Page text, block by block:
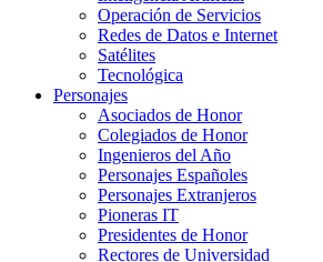
Operación de Servicios
Redes de Datos e Internet
Satélites
Tecnológica
Personajes
Asociados de Honor
Colegiados de Honor
Ingenieros del Año
Personajes Españoles
Personajes Extranjeros
Pioneras IT
Presidentes de Honor
Rectores de Universidad